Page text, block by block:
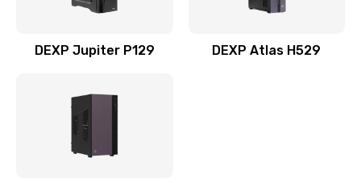
DEXP Jupiter P129 DEXP Atlas H529